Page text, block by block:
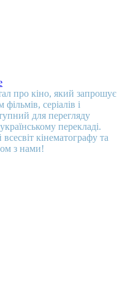
про кіно, який запрошує
серіалів і
для перегляду
перекладі.
кінематографу та
з нами!